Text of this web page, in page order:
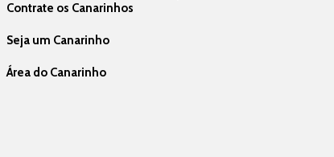
Contrate os Canarinhos
Seja um Canarinho
Área do Canarinho